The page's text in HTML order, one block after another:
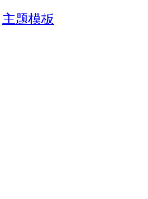
主题模板